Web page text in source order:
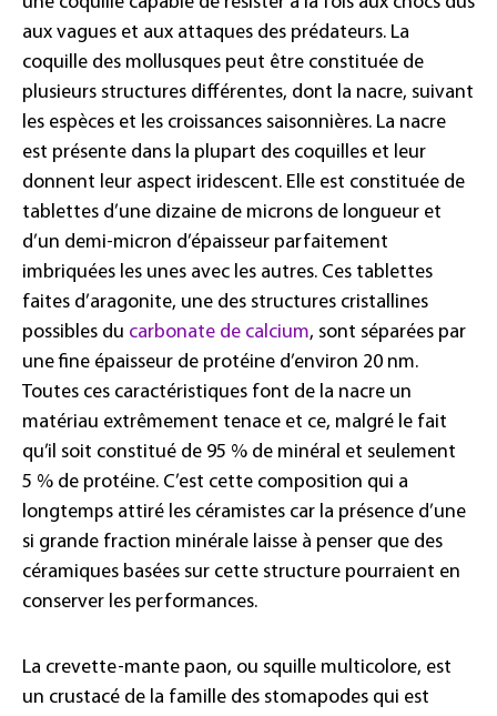
aux vagues et aux attaques des prédateurs. La
coquille des mollusques peut être constituée de
plusieurs structures différentes, dont la nacre, suivant
les espèces et les croissances saisonnières. La nacre
est présente dans la plupart des coquilles et leur
donnent leur aspect iridescent. Elle est constituée de
tablettes d’une dizaine de microns de longueur et
d’un demi-micron d’épaisseur parfaitement
imbriquées les unes avec les autres. Ces tablettes
faites d’aragonite, une des structures cristallines
possibles du carbonate de calcium, sont séparées par
une fine épaisseur de protéine d’environ 20 nm.
Toutes ces caractéristiques font de la nacre un
matériau extrêmement tenace et ce, malgré le fait
qu’il soit constitué de 95 % de minéral et seulement
5 % de protéine. C’est cette composition qui a
longtemps attiré les céramistes car la présence d’une
si grande fraction minérale laisse à penser que des
céramiques basées sur cette structure pourraient en
conserver les performances.
La crevette-mante paon, ou squille multicolore, est
un crustacé de la famille des stomapodes qui est